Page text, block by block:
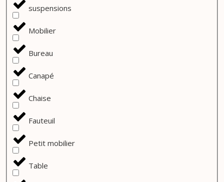
suspensions
Mobilier
Bureau
Canapé
Chaise
Fauteuil
Petit mobilier
Table